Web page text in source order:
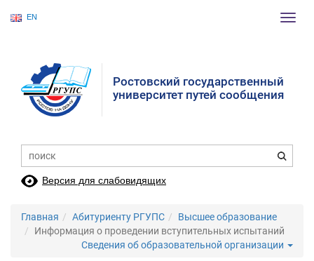
EN
Ростовский государственный
университет путей сообщения
Версия для слабовидящих
Главная Абитуриенту РГУПС
Высшее образование
Информация о проведении вступительных испытаний
Сведения об образовательной организации